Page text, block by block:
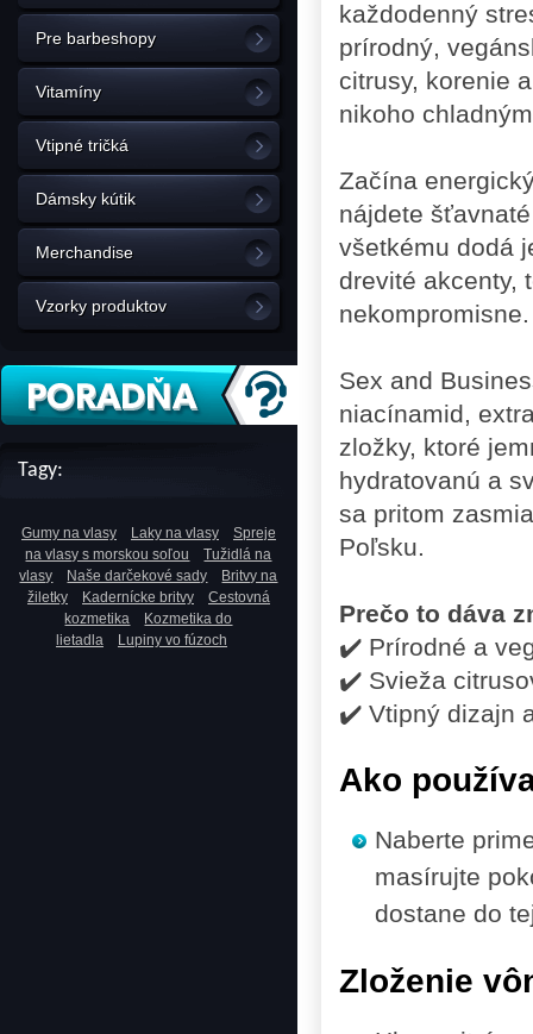
Pre barbeshopy
Vitamíny
Vtipné tričká
Dámsky kútik
Merchandise
Vzorky produktov
Tagy:
Gumy na vlasy Laky na vlasy
Spreje
na vlasy s morskou soľou
Tužidlá na
vlasy
Naše darčekové sady
Britvy na
žiletky
Kadernícke britvy
Cestovná
kozmetika
Kozmetika do
lietadla
Lupiny vo fúzoch
každodenný
prírodný,
citrusy, korenie
nikoho
Začína
nájdete
všetkému dodá
drevité akcenty,
nekompromisne.
Sex and
niacínamid,
zložky, ktoré
hydratovanú a
sa pritom
Poľsku.
Prečo to dáva
✔️ Prírodné a
✔️ Svieža
✔️ Vtipný dizajn
Ako
Naberte
masírujte
dostane do
Zloženie